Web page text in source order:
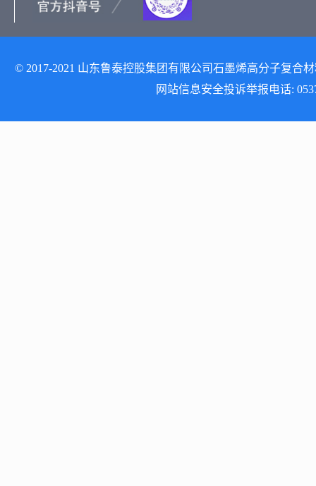
© 2017-2021 山东鲁泰控股集团有限公司石墨烯高分子复合
网站信息安全投诉举报电话: